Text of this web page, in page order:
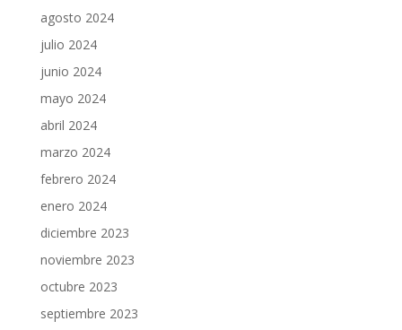
agosto 2024
julio 2024
junio 2024
mayo 2024
abril 2024
marzo 2024
febrero 2024
enero 2024
diciembre 2023
noviembre 2023
octubre 2023
septiembre 2023